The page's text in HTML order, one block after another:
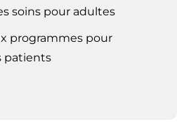
soins pour adultes
programmes pour
patients